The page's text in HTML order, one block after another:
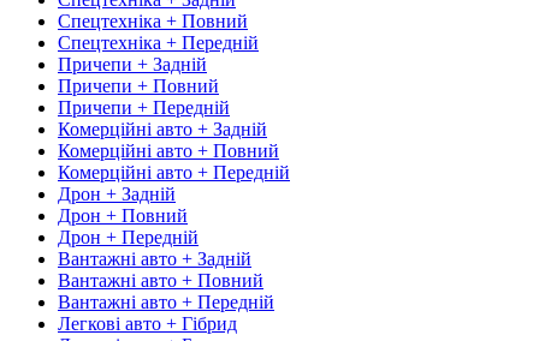
Спецтехніка + Повний
Спецтехніка + Передній
Причепи + Задній
Причепи + Повний
Причепи + Передній
Комерційні авто + Задній
Комерційні авто + Повний
Комерційні авто + Передній
Дрон + Задній
Дрон + Повний
Дрон + Передній
Вантажні авто + Задній
Вантажні авто + Повний
Вантажні авто + Передній
Легкові авто + Гібрид